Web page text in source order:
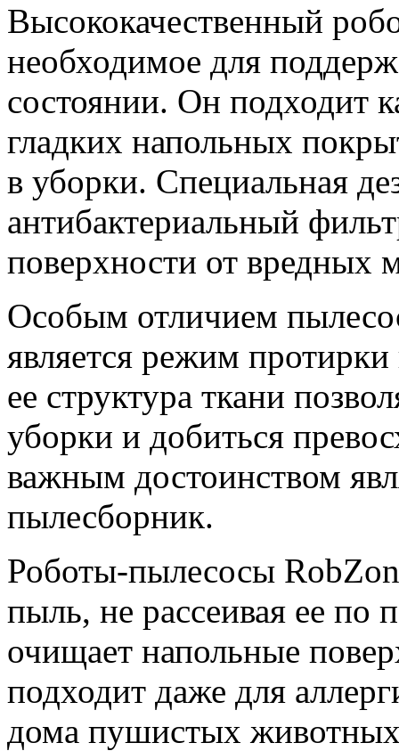
Высококачественный
необходимое для
состоянии. Он подходит
гладких напольных
в уборки. Специальная
антибактериальный
поверхности от вредных
Особым отличием
является режим
ее структура ткани
уборки и добиться
важным достоинством
пылесборник.
Роботы-пылесосы
пыль, не рассеивая ее
очищает напольные
подходит даже для
дома пушистых